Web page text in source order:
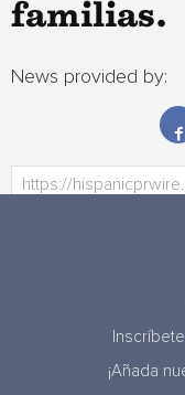
familias.
News provided by:
¡Añada